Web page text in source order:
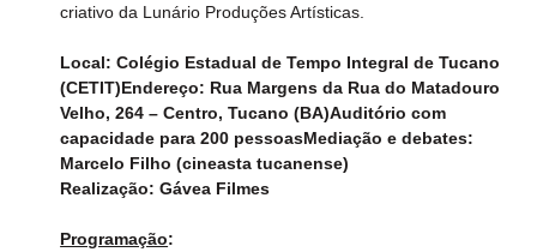
criativo da Lunário Produções Artísticas.
Local: Colégio Estadual de Tempo Integral de Tucano
(CETIT)Endereço: Rua Margens da Rua do Matadouro
Velho, 264 – Centro, Tucano (BA)Auditório com
capacidade para 200 pessoasMediação e debates:
Marcelo Filho (cineasta tucanense)
Realização: Gávea Filmes
Programação: